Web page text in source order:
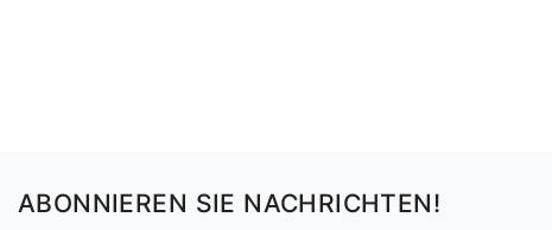
ABONNIEREN SIE NACHRICHTEN!